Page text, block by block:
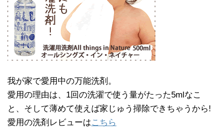
我が家で愛用中の万能洗剤。
愛用の理由は、1回の洗濯で使う量がたった5mlなこ
と、そして薄めて使えば家じゅう掃除できちゃうから!
愛用の洗剤レビューはこちら